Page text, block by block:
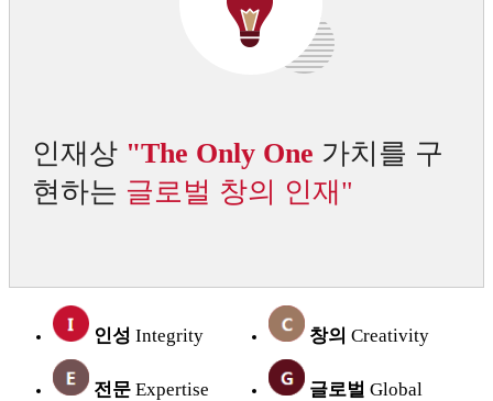
인재상 "The Only One 가치를 구
현하는 글로벌 창의 인재"
인성 Integrity 창의 Creativity
전문 Expertise 글로벌 Global